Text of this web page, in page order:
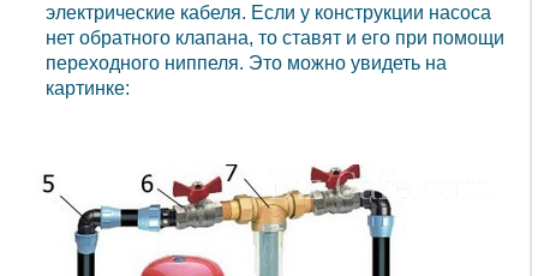
электрические кабеля. Если у конструкции насоса
нет обратного клапана, то ставят и его при помощи
переходного ниппеля. Это можно увидеть на
картинке: